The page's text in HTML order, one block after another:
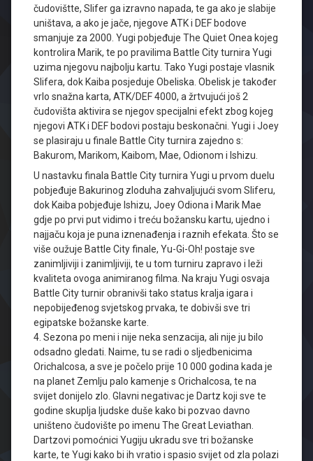
čudovištte, Slifer ga izravno napada, te ga ako je slabije
uništava, a ako je jače, njegove ATK i DEF bodove
smanjuje za 2000. Yugi pobjeđuje The Quiet Onea kojeg
kontrolira Marik, te po pravilima Battle City turnira Yugi
uzima njegovu najbolju kartu. Tako Yugi postaje vlasnik
Slifera, dok Kaiba posjeduje Obeliska. Obelisk je također
vrlo snažna karta, ATK/DEF 4000, a žrtvujući još 2
čudovišta aktivira se njegov specijalni efekt zbog kojeg
njegovi ATK i DEF bodovi postaju beskonačni. Yugi i Joey
se plasiraju u finale Battle City turnira zajedno s:
Bakurom, Marikom, Kaibom, Mae, Odionom i Ishizu.
U nastavku finala Battle City turnira Yugi u prvom duelu
pobjeđuje Bakurinog zloduha zahvaljujući svom Sliferu,
dok Kaiba pobjeđuje Ishizu, Joey Odiona i Marik Mae
gdje po prvi put vidimo i treću božansku kartu, ujedno i
najjaču koja je puna iznenađenja i raznih efekata. Što se
više oužuje Battle City finale, Yu-Gi-Oh! postaje sve
zanimljiviji i zanimljiviji, te u tom turniru zapravo i leži
kvaliteta ovoga animiranog filma. Na kraju Yugi osvaja
Battle City turnir obranivši tako status kralja igara i
nepobijeđenog svjetskog prvaka, te dobivši sve tri
egipatske božanske karte.
4. Sezona po meni i nije neka senzacija, ali nije ju bilo
odsadno gledati. Naime, tu se radi o sljedbenicima
Orichalcosa, a sve je počelo prije 10 000 godina kada je
na planet Zemlju palo kamenje s Orichalcosa, te na
svijet donijelo zlo. Glavni negativac je Dartz koji sve te
godine skuplja ljudske duše kako bi pozvao davno
uništeno čudovište po imenu The Great Leviathan.
Dartzovi pomoćnici Yugiju ukradu sve tri božanske
karte, te Yugi kako bi ih vratio i spasio svijet od zla polazi